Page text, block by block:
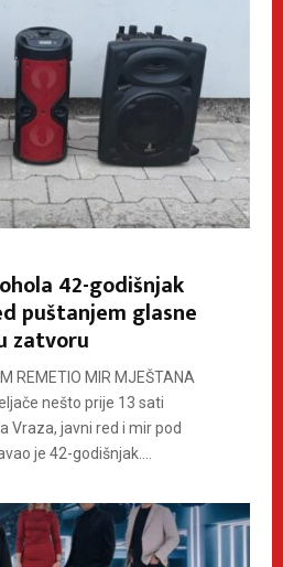
42-godišnjak
puštanjem glasne
zatvoru
REMETIO MIR MJEŠTANA
nešto prije 13 sati
Vraza, javni red i mir pod
je 42-godišnjak....